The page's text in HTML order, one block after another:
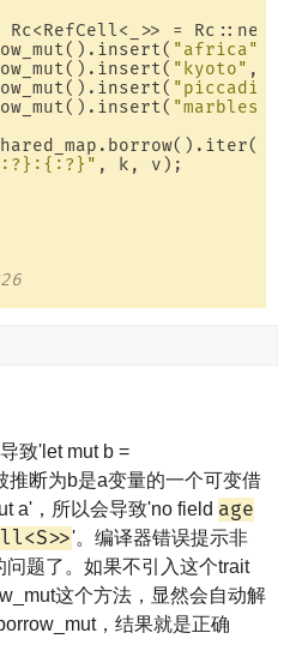
Rc<RefCell<_>> =
"africa"
"kyoto" ,
"marbles"
, k, v);
致'let mut b =
推断为b是a变量的一个可变借
a'，所以会导致'no field age
'。编译器错误提示非
题了。如果不引入这个trait
这个方法，显然会自动解
，结果就是正确